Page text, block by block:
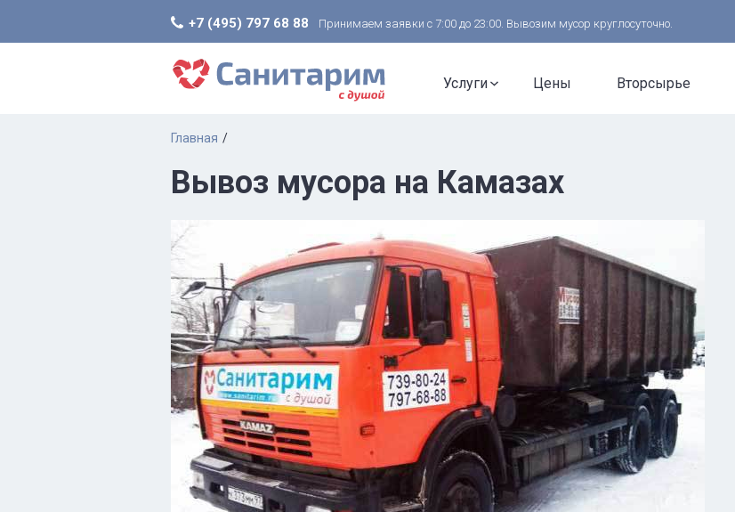
+7 (495) 797 68 88 Принимаем заявки с 7:00 до 23:00. Вывозим мусор круглосуточно.
Услуги Цены Вторсырье
Главная
Вывоз мусора на Камазах